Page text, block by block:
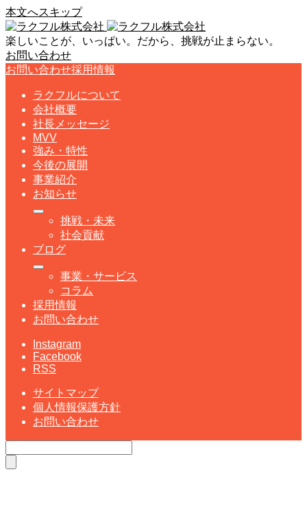
本文へスキップ
楽しいことが、いっぱい。だから、挑戦が止まらない。
お問い合わせ
お問い合わせ採用情報
ラクフルについて
会社概要
社長メッセージ
MVV
強み・特性
今後の展開
事業紹介
お知らせ
挑戦・未来
社会貢献
ブログ
事業・サービス
コラム
採用情報
お問い合わせ
Instagram
Facebook
RSS
サイトマップ
個人情報保護方針
お問い合わせ